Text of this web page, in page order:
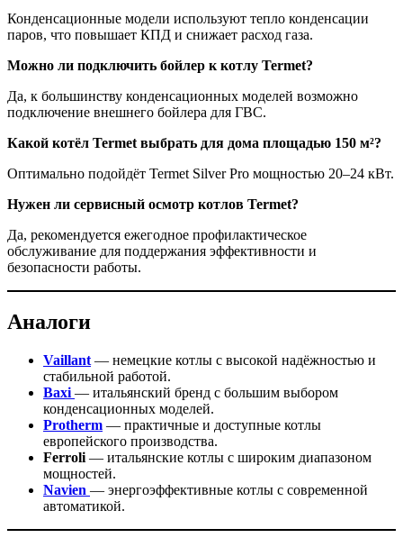
Конденсационные модели используют тепло конденсации
паров, что повышает КПД и снижает расход газа.
Можно ли подключить бойлер к котлу Termet?
Да, к большинству конденсационных моделей возможно
подключение внешнего бойлера для ГВС.
Какой котёл Termet выбрать для дома площадью 150 м²?
Оптимально подойдёт Termet Silver Pro мощностью 20–24 кВт.
Нужен ли сервисный осмотр котлов Termet?
Да, рекомендуется ежегодное профилактическое
обслуживание для поддержания эффективности и
безопасности работы.
Аналоги
Vaillant — немецкие котлы с высокой надёжностью и
стабильной работой.
Baxi — итальянский бренд с большим выбором
конденсационных моделей.
Protherm — практичные и доступные котлы
европейского производства.
Ferroli — итальянские котлы с широким диапазоном
мощностей.
Navien — энергоэффективные котлы с современной
автоматикой.